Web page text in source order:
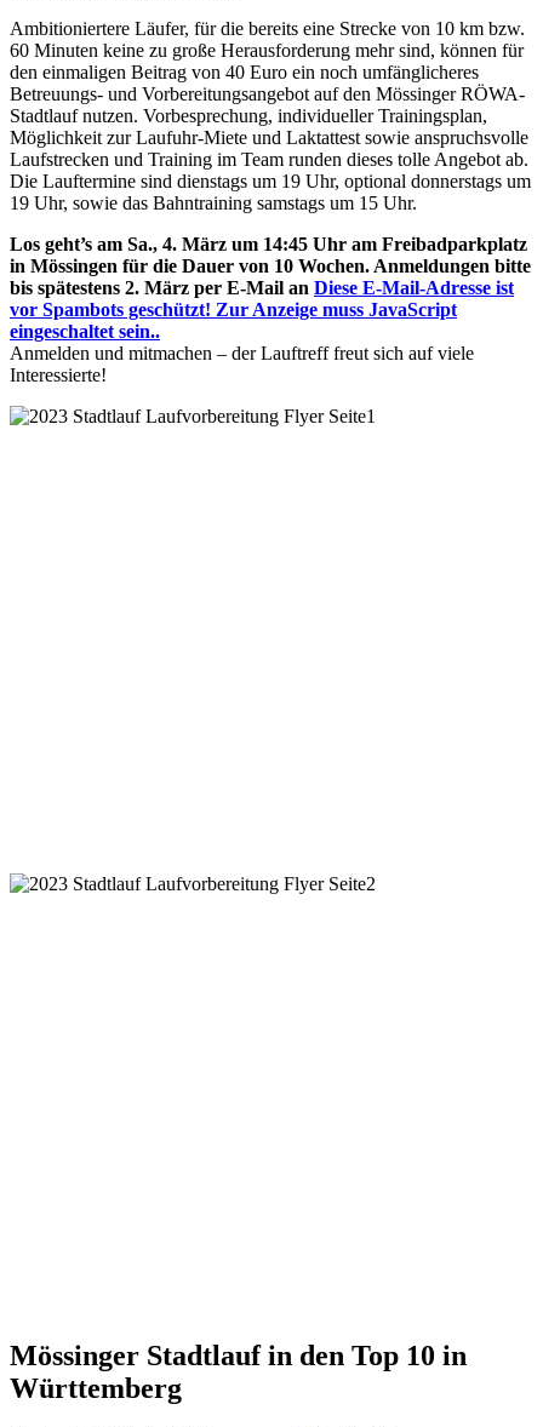
Ambitioniertere Läufer, für die bereits eine Strecke von 10 km bzw.
60 Minuten keine zu große Herausforderung mehr sind, können für
den einmaligen Beitrag von 40 Euro ein noch umfänglicheres
Betreuungs- und Vorbereitungsangebot auf den Mössinger RÖWA-
Stadtlauf nutzen. Vorbesprechung, individueller Trainingsplan,
Möglichkeit zur Laufuhr-Miete und Laktattest sowie anspruchsvolle
Laufstrecken und Training im Team runden dieses tolle Angebot ab.
Die Lauftermine sind dienstags um 19 Uhr, optional donnerstags um
19 Uhr, sowie das Bahntraining samstags um 15 Uhr.
Los geht’s am Sa., 4. März um 14:45 Uhr am Freibadparkplatz
in Mössingen für die Dauer von 10 Wochen. Anmeldungen bitte
bis spätestens 2. März per E-Mail an Diese E-Mail-Adresse ist
vor Spambots geschützt! Zur Anzeige muss JavaScript
eingeschaltet sein..
Anmelden und mitmachen – der Lauftreff freut sich auf viele
Interessierte!
Mössinger Stadtlauf in den Top 10 in
Württemberg